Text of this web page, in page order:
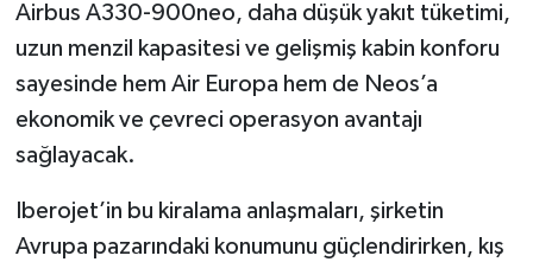
Airbus A330-900neo, daha düşük yakıt tüketimi,
uzun menzil kapasitesi ve gelişmiş kabin konforu
sayesinde hem Air Europa hem de Neos’a
ekonomik ve çevreci operasyon avantajı
sağlayacak.
Iberojet’in bu kiralama anlaşmaları, şirketin
Avrupa pazarındaki konumunu güçlendirirken, kış